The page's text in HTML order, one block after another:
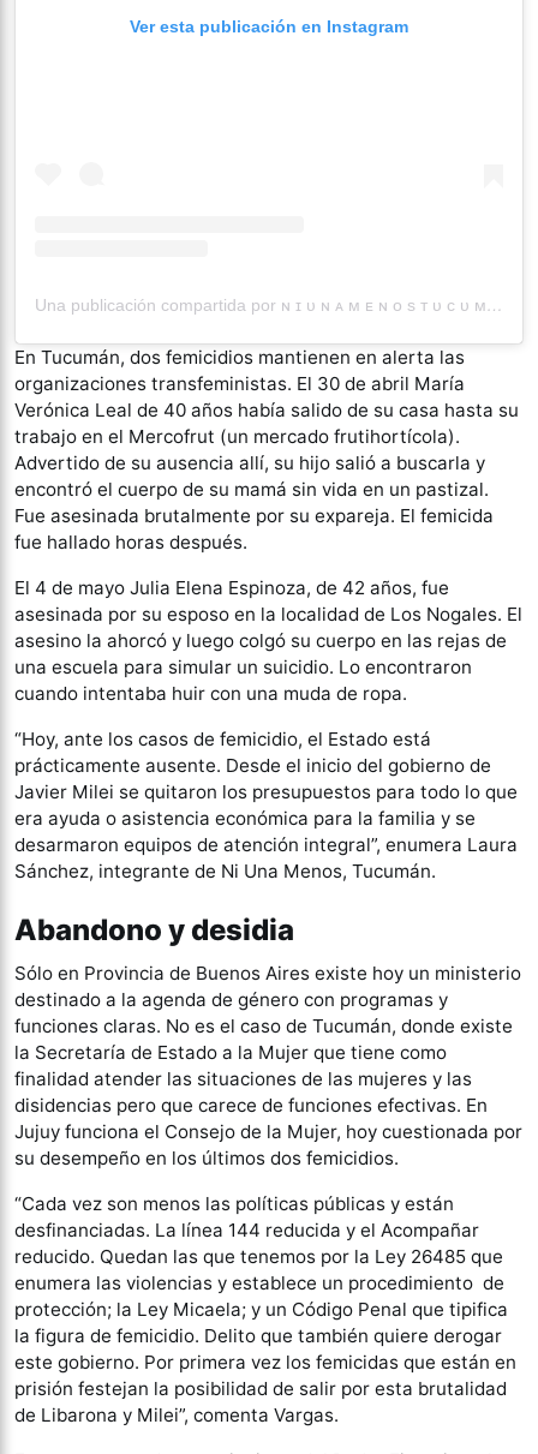
Ver esta publicación en Instagram
Una publicación compartida por ɴ ɪ ᴜ ɴ ᴀ ᴍ ᴇ ɴ ᴏ s ᴛ ᴜ ᴄ ᴜ ᴍ ᴀ ɴ 🔥 (@niunamenostucuman)
En Tucumán, dos femicidios mantienen en alerta las
organizaciones transfeministas. El 30 de abril María
Verónica Leal de 40 años había salido de su casa hasta su
trabajo en el Mercofrut (un mercado frutihortícola).
Advertido de su ausencia allí, su hijo salió a buscarla y
encontró el cuerpo de su mamá sin vida en un pastizal.
Fue asesinada brutalmente por su expareja. El femicida
fue hallado horas después.
El 4 de mayo Julia Elena Espinoza, de 42 años, fue
asesinada por su esposo en la localidad de Los Nogales. El
asesino la ahorcó y luego colgó su cuerpo en las rejas de
una escuela para simular un suicidio. Lo encontraron
cuando intentaba huir con una muda de ropa.
“Hoy, ante los casos de femicidio, el Estado está
prácticamente ausente. Desde el inicio del gobierno de
Javier Milei se quitaron los presupuestos para todo lo que
era ayuda o asistencia económica para la familia y se
desarmaron equipos de atención integral”, enumera Laura
Sánchez, integrante de Ni Una Menos, Tucumán.
Abandono y desidia
Sólo en Provincia de Buenos Aires existe hoy un ministerio
destinado a la agenda de género con programas y
funciones claras. No es el caso de Tucumán, donde existe
la Secretaría de Estado a la Mujer que tiene como
finalidad atender las situaciones de las mujeres y las
disidencias pero que carece de funciones efectivas. En
Jujuy funciona el Consejo de la Mujer, hoy cuestionada por
su desempeño en los últimos dos femicidios.
“Cada vez son menos las políticas públicas y están
desfinanciadas. La línea 144 reducida y el Acompañar
reducido. Quedan las que tenemos por la Ley 26485 que
enumera las violencias y establece un procedimiento de
protección; la Ley Micaela; y un Código Penal que tipifica
la figura de femicidio. Delito que también quiere derogar
este gobierno. Por primera vez los femicidas que están en
prisión festejan la posibilidad de salir por esta brutalidad
de Libarona y Milei”, comenta Vargas.